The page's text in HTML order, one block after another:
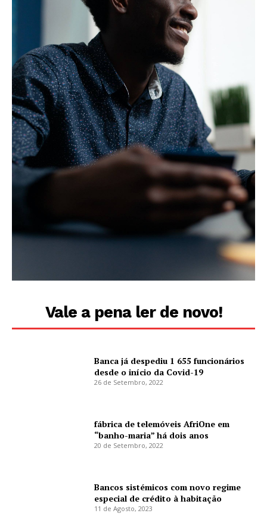
Vale a pena ler de novo!
Banca já despediu 1 655 funcionários
desde o início da Covid-19
26 de Setembro, 2022
fábrica de telemóveis AfriOne em
“banho-maria” há dois anos
20 de Setembro, 2022
Bancos sistémicos com novo regime
especial de crédito à habitação
11 de Agosto, 2023